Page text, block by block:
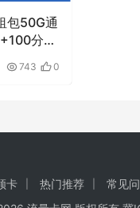
包50G通
分钟
743 0
卡 热门推荐 常见